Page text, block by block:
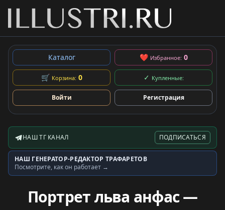
Каталог ❤ Избранное: 0
🛒 Корзина: 0 ✓ Купленные:
Войти Регистрация
Telegram-канал
НАШ ТГ КАНАЛ ПОДПИСАТЬСЯ
Генератор трафаретов
НАШ ГЕНЕРАТОР-РЕДАКТОР ТРАФАРЕТОВ
Посмотрите, как он работает →
Портрет льва анфас —